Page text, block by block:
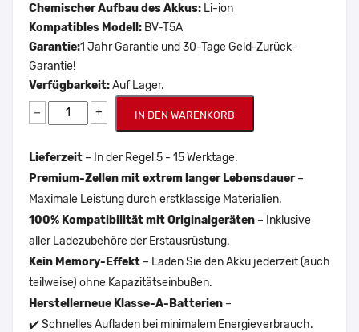
Chemischer Aufbau des Akkus: Li-ion
Kompatibles Modell: BV-T5A
Garantie:1 Jahr Garantie und 30-Tage Geld-Zurück-
Garantie!
Verfügbarkeit:Auf Lager.
− + IN DEN WARENKORB
Lieferzeit – In der Regel 5 - 15 Werktage.
Premium-Zellen mit extrem langer Lebensdauer–
Maximale Leistung durch erstklassige Materialien.
100% Kompatibilität mit Originalgeräten – Inklusive
aller Ladezubehöre der Erstausrüstung.
Kein Memory-Effekt – Laden Sie den Akku jederzeit (auch
teilweise) ohne Kapazitätseinbußen.
Herstellerneue Klasse-A-Batterien –
✔️ Schnelles Aufladen bei minimalem Energieverbrauch.